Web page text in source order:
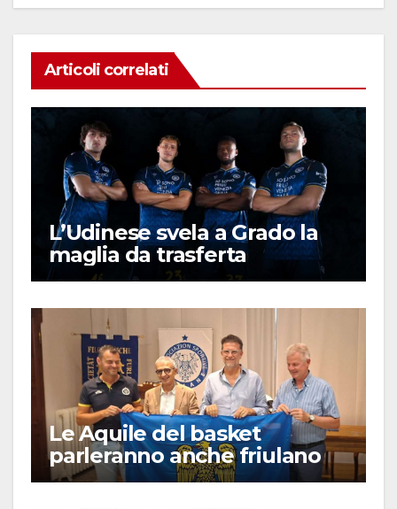
Articoli correlati
L’Udinese svela a Grado la
maglia da trasferta
Le Aquile del basket
parleranno anche friulano